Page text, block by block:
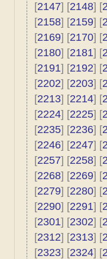
[2147] [2148] [
[2158] [2159] [
[2169] [2170] [
[2180] [2181] [
[2191] [2192] [
[2202] [2203] [
[2213] [2214] [
[2224] [2225] [
[2235] [2236] [
[2246] [2247] [
[2257] [2258] [
[2268] [2269] [
[2279] [2280] [
[2290] [2291] [
[2301] [2302] [
[2312] [2313] [
[2323] [2324] [